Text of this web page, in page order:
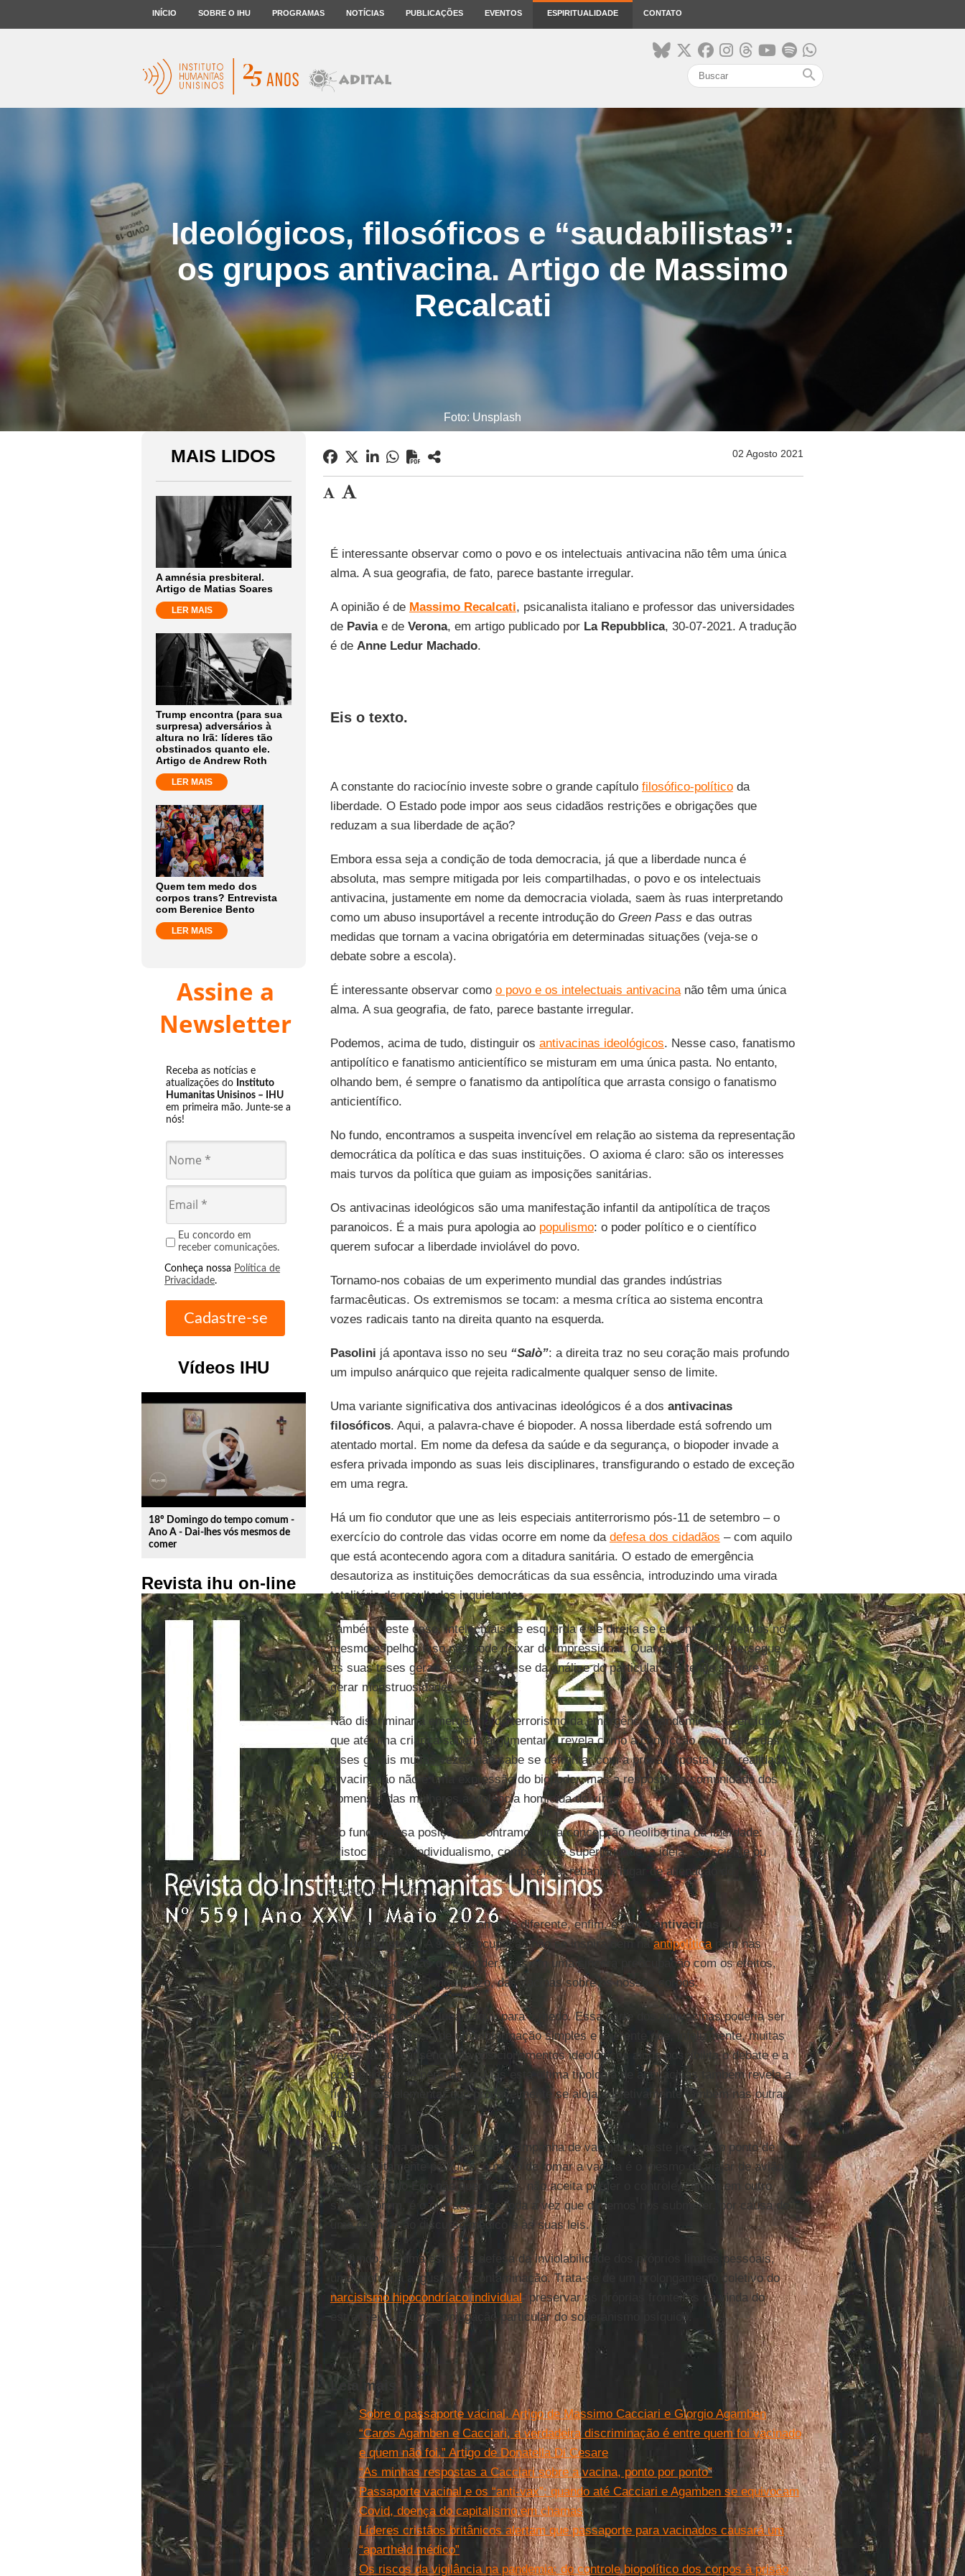
INÍCIO SOBRE O IHU PROGRAMAS NOTÍCIAS PUBLICAÇÕES EVENTOS ESPIRITUALIDADE CONTATO
search
Ideológicos, filosóficos e “saudabilistas”:
os grupos antivacina. Artigo de Massimo
Recalcati
Foto: Unsplash
MAIS LIDOS
A amnésia presbiteral.
Artigo de Matias Soares
LER MAIS
Trump encontra (para sua
surpresa) adversários à
altura no Irã: líderes tão
obstinados quanto ele.
Artigo de Andrew Roth
LER MAIS
Quem tem medo dos
corpos trans? Entrevista
com Berenice Bento
LER MAIS
Assine a
Newsletter
Receba as notícias e
atualizações do Instituto
Humanitas Unisinos – IHU
em primeira mão. Junte-se a
nós!
Eu concordo em
receber comunicações.
Conheça nossa Política de
Privacidade.
Vídeos IHU
play_circle_outline
18º Domingo do tempo comum -
Ano A - Dai-lhes vós mesmos de
comer
Revista ihu on-line
02 Agosto 2021
É interessante observar como o povo e os intelectuais antivacina não têm uma única
alma. A sua geografia, de fato, parece bastante irregular.
A opinião é de Massimo Recalcati, psicanalista italiano e professor das universidades
de Paviae de Verona, em artigo publicado por La Repubblica, 30-07-2021. A tradução
é de Anne LedurMachado.
Eis o texto.
A constante do raciocínio investe sobre o grande capítulo filosófico-políticoda
liberdade. O Estado pode impor aos seus cidadãos restrições e obrigações que
reduzam a sua liberdade de ação?
Embora essa seja a condição de toda democracia, já que a liberdade nunca é
absoluta, mas sempre mitigada por leis compartilhadas, o povo e os intelectuais
antivacina, justamente em nome da democracia violada, saem às ruas interpretando
como um abuso insuportável a recente introdução do Green Pass e das outras
medidas que tornam a vacina obrigatória em determinadas situações (veja-se o
debate sobre a escola).
É interessante observar como o povo e os intelectuais antivacinanão têm uma única
alma. A sua geografia, de fato, parece bastante irregular.
Podemos, acima de tudo, distinguir os antivacinas ideológicos. Nesse caso, fanatismo
antipolítico e fanatismo anticientífico se misturam em uma única pasta. No entanto,
olhando bem, é sempre o fanatismo da antipolítica que arrasta consigo o fanatismo
anticientífico.
No fundo, encontramos a suspeita invencível em relação ao sistema da representação
democrática da política e das suas instituições. O axioma é claro: são os interesses
mais turvos da política que guiam as imposições sanitárias.
Os antivacinas ideológicos são uma manifestação infantil da antipolítica de traços
paranoicos. É a mais pura apologia ao populismo: o poder político e o científico
querem sufocar a liberdade inviolável do povo.
Tornamo-nos cobaias de um experimento mundial das grandes indústrias
farmacêuticas. Os extremismos se tocam: a mesma crítica ao sistema encontra
vozes radicais tanto na direita quanto na esquerda.
Pasolini já apontava isso no seu “Salò”: a direita traz no seu coração mais profundo
um impulso anárquico que rejeita radicalmente qualquer senso de limite.
Uma variante significativa dos antivacinas ideológicos é a dos antivacinas
filosóficos. Aqui, a palavra-chave é biopoder. A nossa liberdade está sofrendo um
atentado mortal. Em nome da defesa da saúde e da segurança, o biopoder invade a
esfera privada impondo as suas leis disciplinares, transfigurando o estado de exceção
em uma regra.
Há um fio condutor que une as leis especiais antiterrorismo pós-11 de setembro – o
exercício do controle das vidas ocorre em nome da defesa dos cidadãos – com aquilo
que está acontecendo agora com a ditadura sanitária. O estado de emergência
desautoriza as instituições democráticas da sua essência, introduzindo uma virada
totalitária de resultados inquietantes.
Também neste caso, intelectuais de esquerda e de direita se encontram refletidos no
mesmo espelho. Isso não pode deixar de impressionar. Quando a filosofia persegue
as suas teses gerais, esquecendo-se da análise do particular, ela tende sempre a
gerar monstruosidades.
Não discriminar a emergência do terrorismo da emergência pandêmica – exercício
que até uma criança saberia argumentar – revela como a convicção axiomática das
teses gerais muitas vezes não sabe se defrontar com a prova imposta pela realidade:
a vacinação não é uma expressão do biopoder, mas a resposta da comunidade dos
homens e das mulheres à violência homicida do vírus.
No fundo dessa posição, encontramos uma concepção neolibertina da liberdade:
aristocratismo, individualismo, complexo de superioridade, a ideia, consciente ou
inconsciente, do povo como massa acéfala, rebanho, lugar de alienação do
pensamento crítico.
Uma categoria antropologicamente diferente, enfim, é a dosantivacinas
“saudabilistas” . A sua preocupação não se inspira nem naantipolíticanem nas
estratégias ocultas do biopoder, mas em uma sincera preocupação com os efeitos,
especialmente de longo prazo, das vacinas sobre os nossos corpos.
O fanatismo cede o lugar, aqui, para o medo. Essa parte dos antivacinas poderia ser
alcançada por meio de uma informação simples e coerente que, infelizmente, muitas
vezes falta. A ausência de posicionamentos ideológicos ainda possibilita o debate e a
possibilidade de persuasão. Mas esta última tipologia de antivacinas também revela a
figura mais elementar que provavelmente se aloja subjetivamente também nas outras
duas.
Eu já escrevia antes do início da campanha de vacinação neste jornal: do ponto de
vista estritamente psíquico, o medo de tomar a vacina é o mesmo de viajar de avião.
A vigilância do Ego não quer recuar, não aceita perder o controle, confiar em outro
saber. Porém, é o que acontece toda a vez que devemos nos submeter, por causa de
uma doença, ao discurso médico e às suas leis.
No fundo, há uma estrênua defesa da inviolabilidade dos próprios limites pessoais,
uma profunda angústia de contaminação. Trata-se de um prolongamento coletivo do
narcisismo hipocondríaco individual: preservar as próprias fronteiras da vinda do
estrangeiro. É uma conjugação particular do soberanismo psíquico.
Leia mais
Sobre o passaporte vacinal. Artigo de Massimo Cacciari e Giorgio Agamben
“Caros Agamben e Cacciari, a verdadeira discriminação é entre quem foi vacinado
e quem não foi.” Artigo de Donatella Di Cesare
“As minhas respostas a Cacciari sobre a vacina, ponto por ponto”
Passaporte vacinal e os “anti-vax”: quando até Cacciari e Agamben se equivocam
Covid, doença do capitalismo em chamas
Líderes cristãos britânicos alertam que passaporte para vacinados causará um
“apartheid médico”
Os riscos da vigilância na pandemia: do controle biopolítico dos corpos à prisão